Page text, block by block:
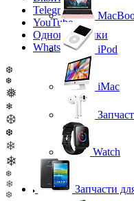
Telegram
YouTube
Одноклассники
WhatsApp
❆
❆
❅
❄
❆
❆
❄
❄
❆
❄
❆
iPod
iMac
Watch
Запчасти